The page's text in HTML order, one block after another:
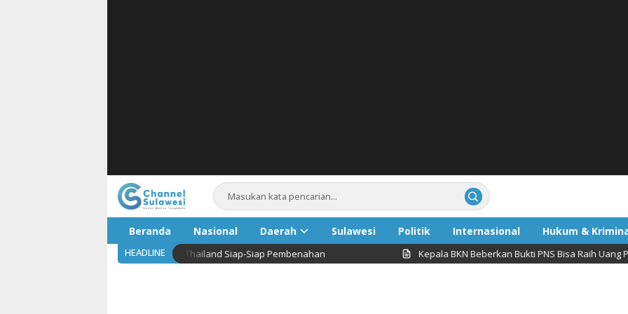
Beranda Nasional Daerah Sulawesi Politik Internasional Hukum &
Pariwisata
HEADLINE
Bikin Eksportir Makanan Thailand Siap-Siap Pembenahan Kepala BKN Beberkan Bukti PNS Bisa Raih Uang Pensiun